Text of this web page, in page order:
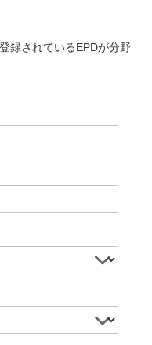
録されているEPDが分野